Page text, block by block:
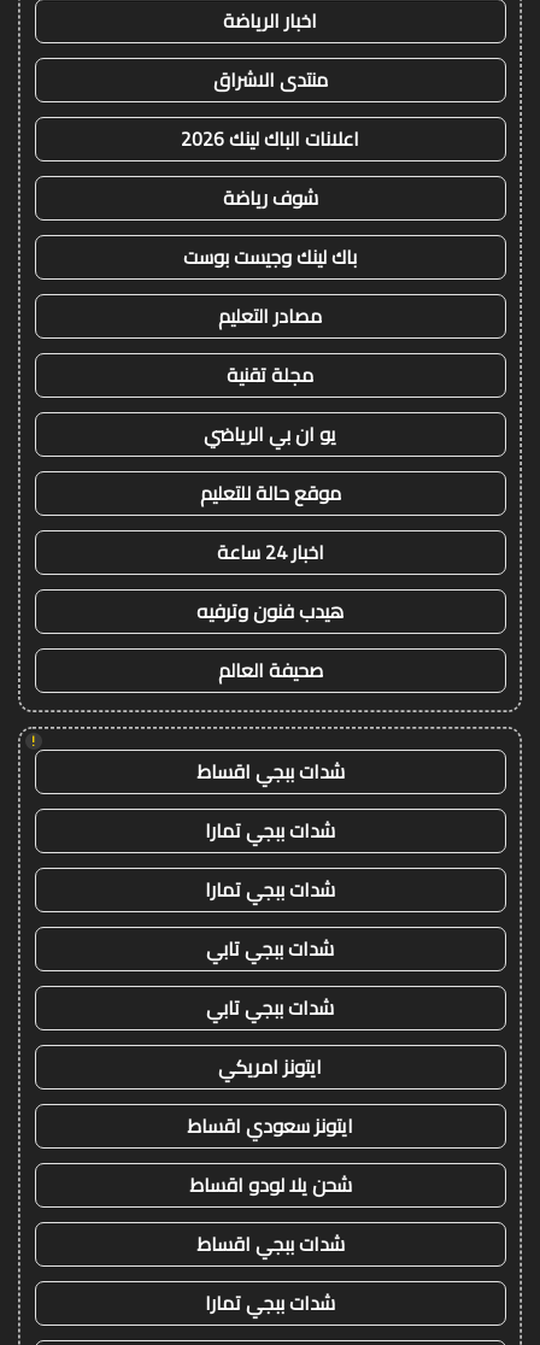
اخبار الرياضة
منتدى الاشراق
اعلانات الباك لينك 2026
شوف رياضة
باك لينك وجيست بوست
مصادر التعليم
مجلة تقنية
يو ان بي الرياضي
موقع حالة للتعليم
اخبار 24 ساعة
هيدب فنون وترفيه
صحيفة العالم
!
شدات ببجي اقساط
شدات ببجي تمارا
شدات ببجي تمارا
شدات ببجي تابي
شدات ببجي تابي
ايتونز امريكي
ايتونز سعودي اقساط
شحن يلا لودو اقساط
شدات ببجي اقساط
شدات ببجي تمارا